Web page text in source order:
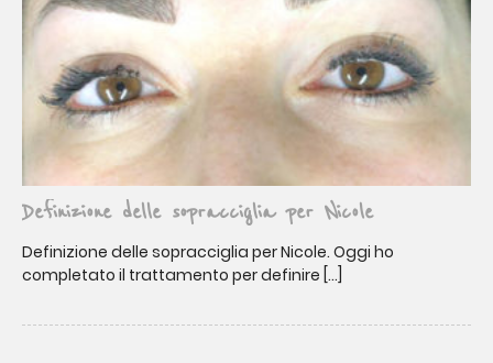
Definizione delle sopracciglia per Nicole
Definizione delle sopracciglia per Nicole. Oggi ho
completato il trattamento per definire […]